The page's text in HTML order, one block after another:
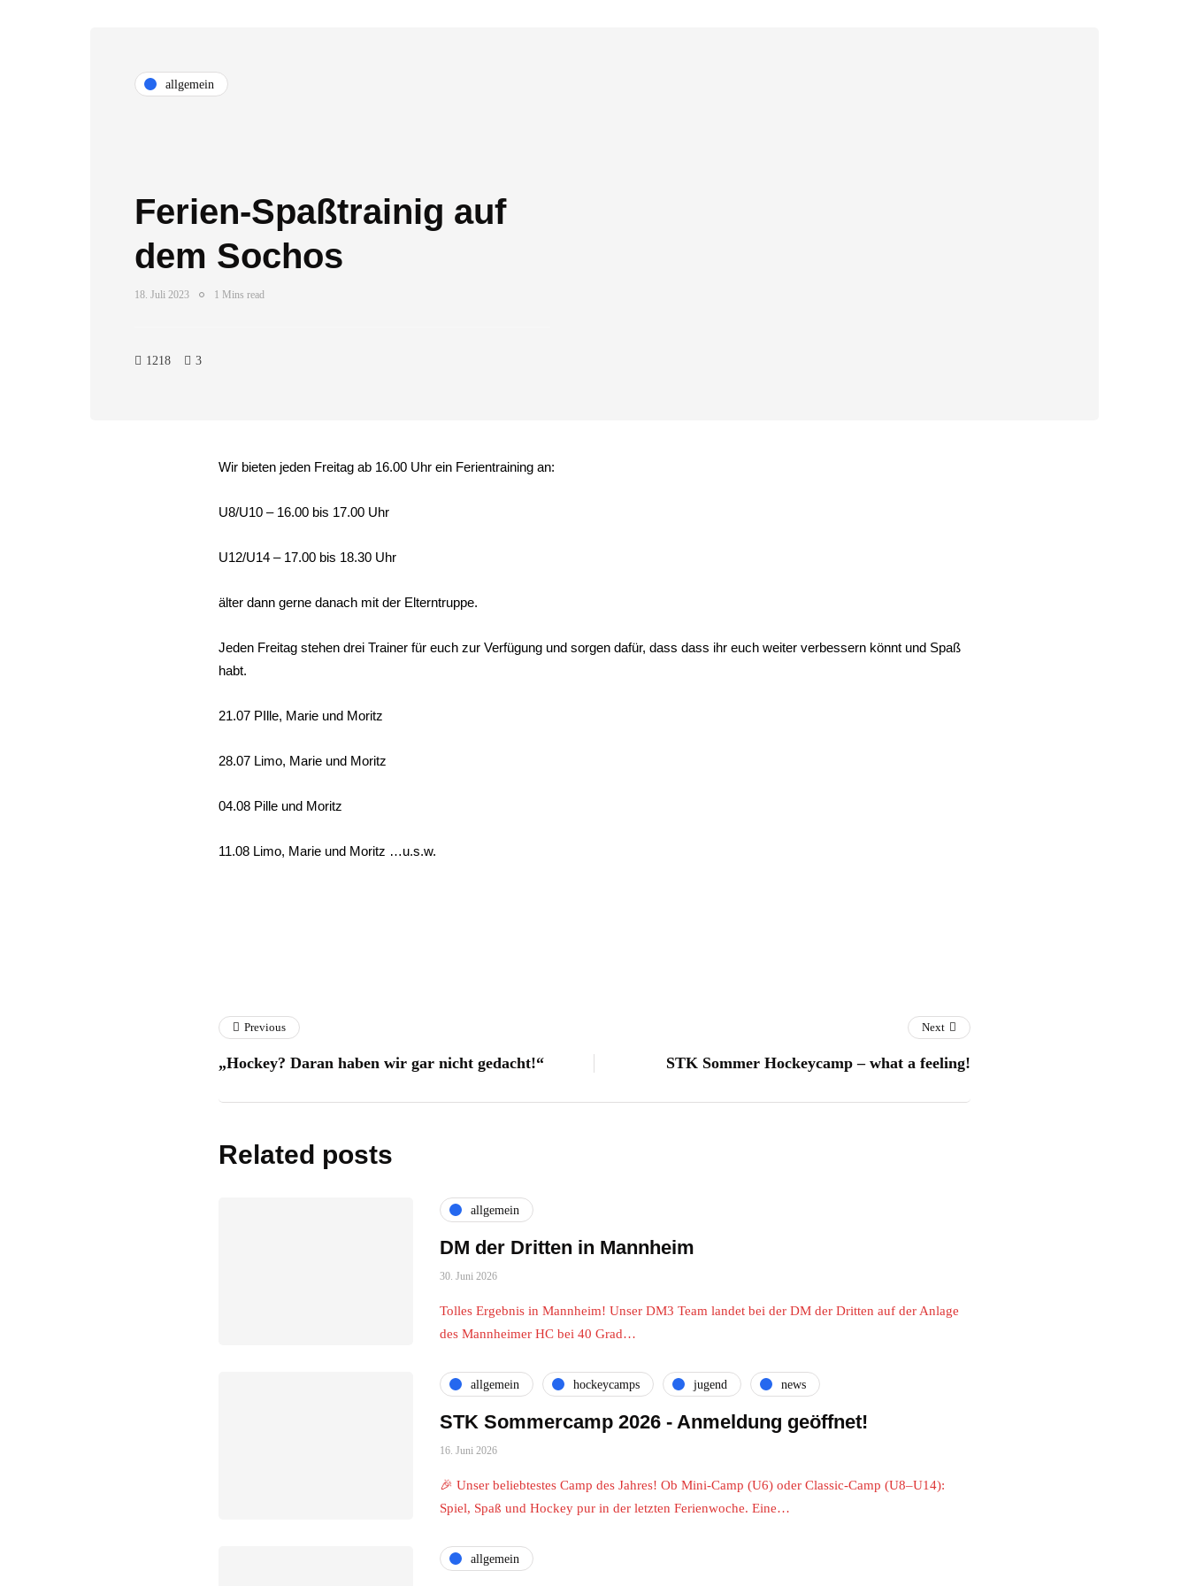
allgemein
Ferien-Spaßtrainig auf
dem Sochos
18. Juli 2023 1 Mins read
1218 3
Wir bieten jeden Freitag ab 16.00 Uhr ein Ferientraining an:
U8/U10 – 16.00 bis 17.00 Uhr
U12/U14 – 17.00 bis 18.30 Uhr
älter dann gerne danach mit der Elterntruppe.
Jeden Freitag stehen drei Trainer für euch zur Verfügung und sorgen dafür, dass dass ihr euch weiter verbessern könnt und Spaß
habt.
21.07 PIlle, Marie und Moritz
28.07 Limo, Marie und Moritz
04.08 Pille und Moritz
11.08 Limo, Marie und Moritz …u.s.w.
Previous
„Hockey? Daran haben wir gar nicht gedacht!“
Next
STK Sommer Hockeycamp – what a feeling!
Related posts
allgemein
DM der Dritten in Mannheim
30. Juni 2026
Tolles Ergebnis in Mannheim! Unser DM3 Team landet bei der DM der Dritten auf der Anlage
des Mannheimer HC bei 40 Grad…
allgemein hockeycamps jugend news
STK Sommercamp 2026 - Anmeldung geöffnet!
16. Juni 2026
🎉 Unser beliebtestes Camp des Jahres! Ob Mini-Camp (U6) oder Classic-Camp (U8–U14):
Spiel, Spaß und Hockey pur in der letzten Ferienwoche. Eine…
allgemein